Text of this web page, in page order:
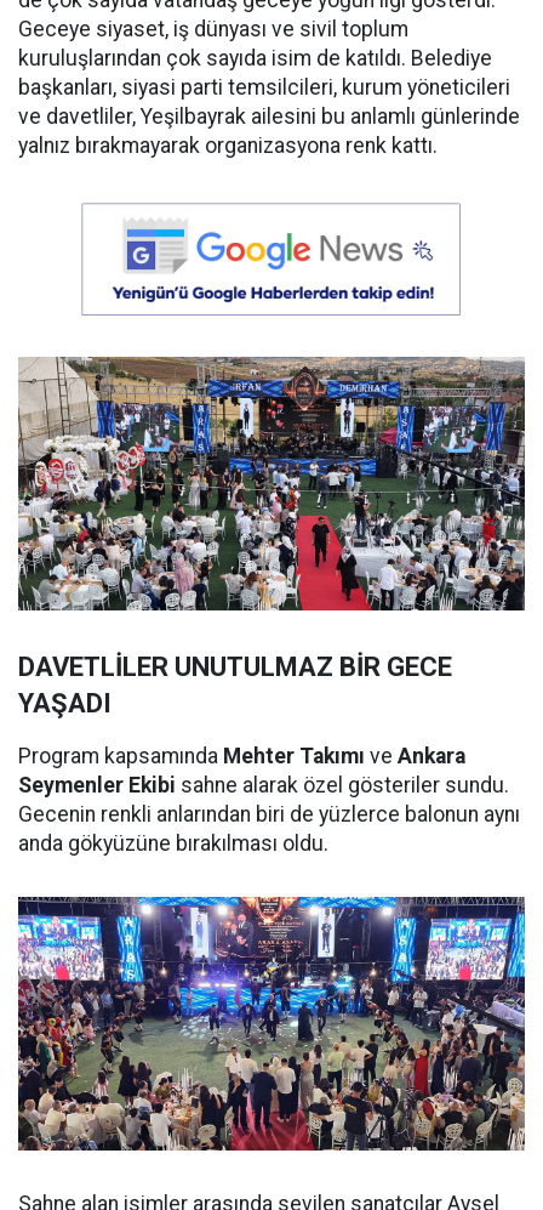
Geceye siyaset, iş dünyası ve sivil toplum
kuruluşlarından çok sayıda isim de katıldı. Belediye
başkanları, siyasi parti temsilcileri, kurum yöneticileri
ve davetliler, Yeşilbayrak ailesini bu anlamlı günlerinde
yalnız bırakmayarak organizasyona renk kattı.
DAVETLİLER UNUTULMAZ BİR GECE
YAŞADI
Program kapsamında Mehter Takımı ve Ankara
Seymenler Ekibi sahne alarak özel gösteriler sundu.
Gecenin renkli anlarından biri de yüzlerce balonun aynı
anda gökyüzüne bırakılması oldu.
Sahne alan isimler arasında sevilen sanatçılar Aysel